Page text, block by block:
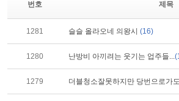
번호 제목
1281 슬슬 올라오네 의왕시 (16)
1280 난방비 아끼려는 웃기는 업주들...
1279 더블청소잘못하지만 당번으로가